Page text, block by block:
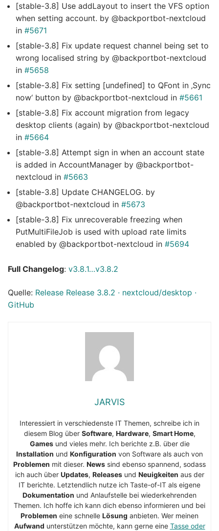
[stable-3.8] Use addLayout to insert the VFS option
when setting account. by @backportbot-nextcloud
in #5671
[stable-3.8] Fix update request channel being set to
wrong localised string by @backportbot-nextcloud
in #5658
[stable-3.8] Fix setting [undefined] to QFont in ‚Sync
now‘ button by @backportbot-nextcloud in #5661
[stable-3.8] Fix account migration from legacy
desktop clients (again) by @backportbot-nextcloud
in #5664
[stable-3.8] Attempt sign in when an account state
is added in AccountManager by @backportbot-
nextcloud in #5663
[stable-3.8] Update CHANGELOG. by
@backportbot-nextcloud in #5673
[stable-3.8] Fix unrecoverable freezing when
PutMultiFileJob is used with upload rate limits
enabled by @backportbot-nextcloud in #5694
Full Changelog: v3.8.1…v3.8.2
Quelle: Release Release 3.8.2 · nextcloud/desktop ·
GitHub
JARVIS
Interessiert in verschiedenste IT Themen, schreibe ich in
diesem Blog über Software, Hardware, Smart Home,
Gamesund vieles mehr. Ich berichte z.B. über die
Installation und Konfiguration von Software als auch von
Problemen mit dieser. News sind ebenso spannend, sodass
ich auch über Updates, Releasesund Neuigkeiten aus der
IT berichte. Letztendlich nutze ich Taste-of-IT als eigene
Dokumentation und Anlaufstelle bei wiederkehrenden
Themen. Ich hoffe ich kann dich ebenso informieren und bei
Problemen eine schnelle Lösung anbieten. Wer meinen
Aufwand unterstützen möchte, kann gerne eine Tasse oder